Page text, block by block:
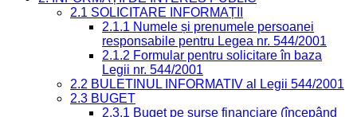
2.1 SOLICITARE INFORMAȚII
2.1.1 Numele și prenumele persoanei
responsabile pentru Legea nr. 544/2001
2.1.2 Formular pentru solicitare în baza
Legii nr. 544/2001
2.2 BULETINUL INFORMATIV al Legii 544/2001
2.3 BUGET
2.3.1 Buget pe surse financiare (începând